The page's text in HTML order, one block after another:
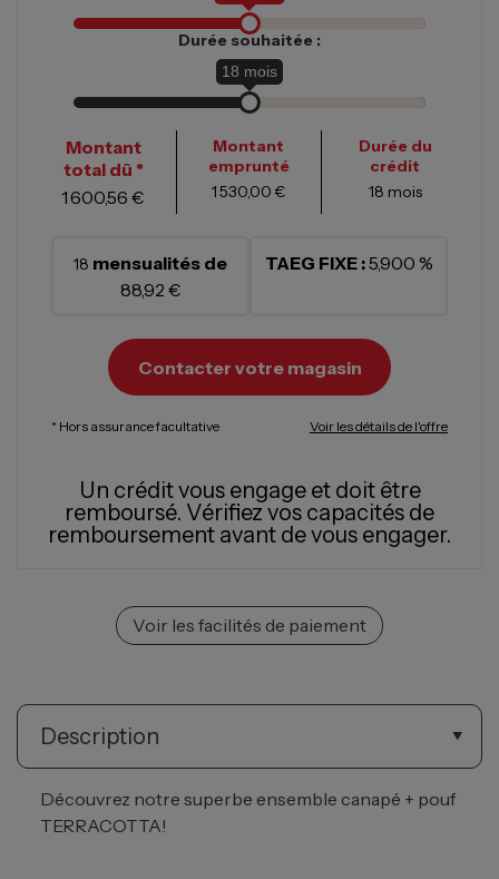
Durée souhaitée :
18 mois
Montant
total dû *
1 600,56 €
Montant
emprunté
1 530,00 €
Durée du
crédit
18 mois
18 mensualités de
88,92 €
TAEG FIXE :5,900 %
Contacter votre magasin
* Hors assurance facultative Voir les détails de l'offre
Un crédit vous engage et doit être
remboursé. Vérifiez vos capacités de
remboursement avant de vous engager.
Voir les facilités de paiement
Description
Découvrez notre superbe ensemble canapé + pouf
TERRACOTTA!